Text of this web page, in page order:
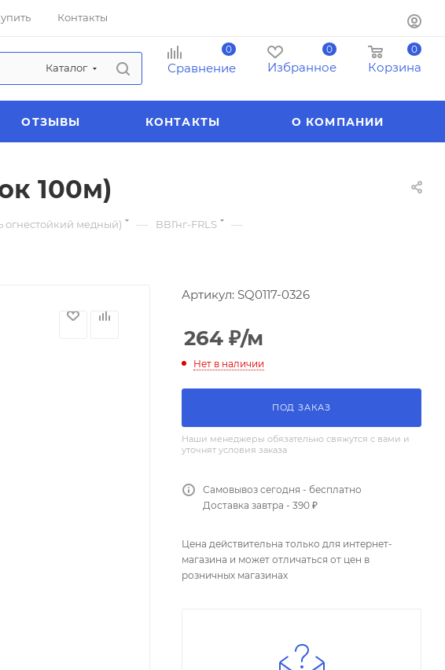
Контакты
Каталог
0
Сравнение
0
Избранное
0
Корзина
ОТЗЫВЫ КОНТАКТЫ О КОМПАНИИ
100м)
огнестойкий медный) — ВВГнг-FRLS —
Артикул: SQ0117-0326
264 ₽/м
Нет в наличии
ПОД ЗАКАЗ
Наши менеджеры обязательно свяжутся с вами и
уточнят условия заказа
Самовывоз сегодня - бесплатно
Доставка завтра - 390 ₽
Цена действительна только для интернет-
магазина и может отличаться от цен в
розничных магазинах